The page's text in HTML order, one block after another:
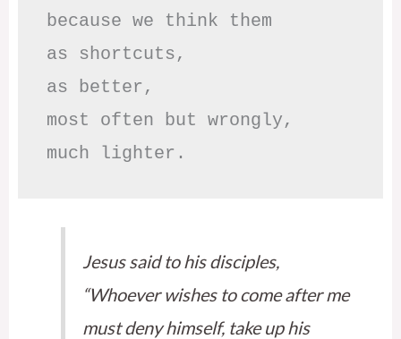
because we think them
as shortcuts,
as better,
most often but wrongly,
much lighter.
Jesus said to his disciples,
“Whoever wishes to come after me
must deny himself, take up his